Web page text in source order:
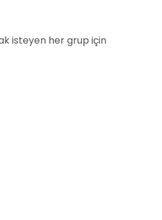
isteyen her grup için